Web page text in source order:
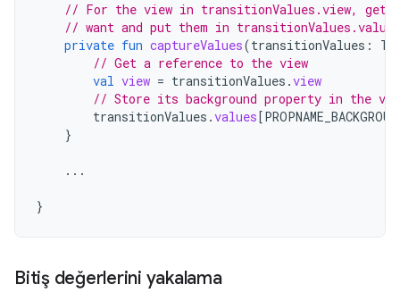
// For the view in transitionValues.view, get
// want and put them in transitionValues.values
private fun captureValues(transitionValues :
// Get a reference to the view
val view = transitionValues .view
// Store its background property in the
transitionValues .values[
}
...
}
Bitiş değerlerini yakalama